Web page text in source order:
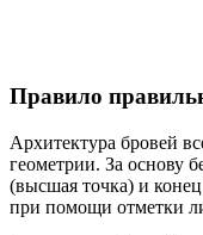
Правило
Архитектура бровей
геометрии. За основу
(высшая точка) и
при помощи отметки